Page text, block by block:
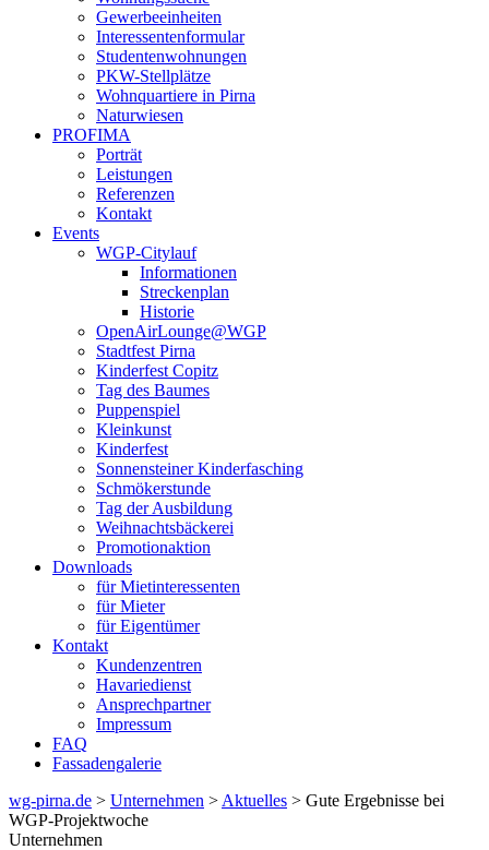
Gewerbeeinheiten
Interessentenformular
Studentenwohnungen
PKW-Stellplätze
Wohnquartiere in Pirna
Naturwiesen
PROFIMA
Porträt
Leistungen
Referenzen
Kontakt
Events
WGP-Citylauf
Informationen
Streckenplan
Historie
OpenAirLounge@WGP
Stadtfest Pirna
Kinderfest Copitz
Tag des Baumes
Puppenspiel
Kleinkunst
Kinderfest
Sonnensteiner Kinderfasching
Schmökerstunde
Tag der Ausbildung
Weihnachtsbäckerei
Promotionaktion
Downloads
für Mietinteressenten
für Mieter
für Eigentümer
Kontakt
Kundenzentren
Havariedienst
Ansprechpartner
Impressum
FAQ
Fassadengalerie
wg-pirna.de > Unternehmen > Aktuelles > Gute Ergebnisse bei
WGP-Projektwoche
Unternehmen